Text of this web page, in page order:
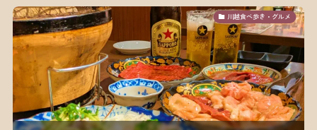
川越食べ歩き・グルメ